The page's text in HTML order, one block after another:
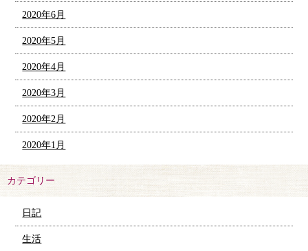
2020年6月
2020年5月
2020年4月
2020年3月
2020年2月
2020年1月
カテゴリー
日記
生活